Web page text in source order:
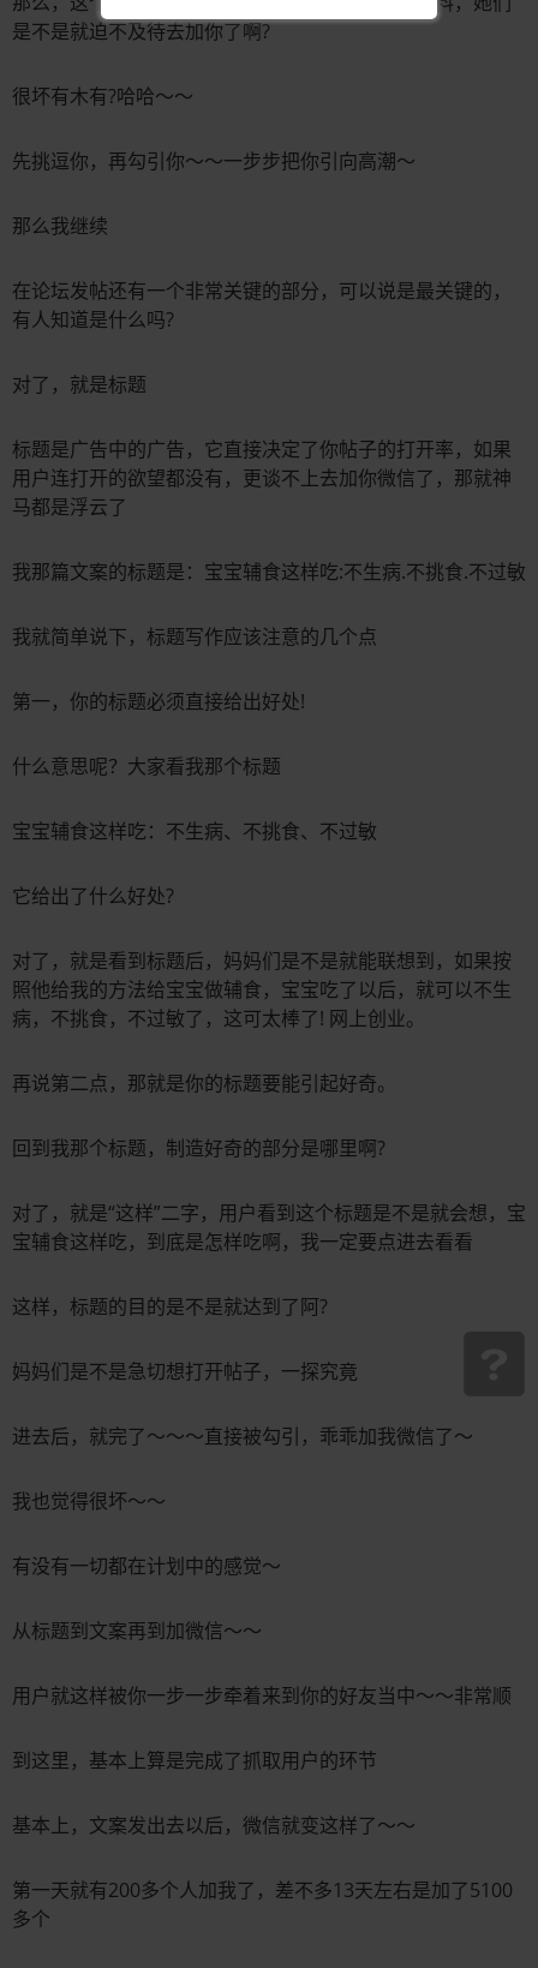
是不是就迫不及待去加你了啊?
很坏有木有?哈哈～～
先挑逗你，再勾引你～～一步步把你引向高潮～
那么我继续
在论坛发帖还有一个非常关键的部分，可以说是最关键的，
有人知道是什么吗?
对了，就是标题
标题是广告中的广告，它直接决定了你帖子的打开率，如果
用户连打开的欲望都没有，更谈不上去加你微信了，那就神
马都是浮云了
我那篇文案的标题是：宝宝辅食这样吃:不生病.不挑食.不过敏
我就简单说下，标题写作应该注意的几个点
第一，你的标题必须直接给出好处!
什么意思呢？大家看我那个标题
宝宝辅食这样吃：不生病、不挑食、不过敏
它给出了什么好处?
对了，就是看到标题后，妈妈们是不是就能联想到，如果按
照他给我的方法给宝宝做辅食，宝宝吃了以后，就可以不生
病，不挑食，不过敏了，这可太棒了! 网上创业。
再说第二点，那就是你的标题要能引起好奇。
回到我那个标题，制造好奇的部分是哪里啊?
对了，就是“这样”二字，用户看到这个标题是不是就会想，宝
宝辅食这样吃，到底是怎样吃啊，我一定要点进去看看
这样，标题的目的是不是就达到了阿?
妈妈们是不是急切想打开帖子，一探究竟
进去后，就完了～～～直接被勾引，乖乖加我微信了～
我也觉得很坏～～
有没有一切都在计划中的感觉～
从标题到文案再到加微信～～
用户就这样被你一步一步牵着来到你的好友当中～～非常顺
到这里，基本上算是完成了抓取用户的环节
基本上，文案发出去以后，微信就变这样了～～
第一天就有200多个人加我了，差不多13天左右是加了5100
多个